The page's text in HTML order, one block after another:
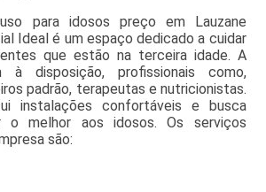
para idosos preço em Lauzane
Ideal é um espaço dedicado a cuidar
que estão na terceira idade. A
disposição, profissionais como,
padrão, terapeutas e nutricionistas.
instalações confortáveis e busca
o melhor aos idosos. Os serviços
são: